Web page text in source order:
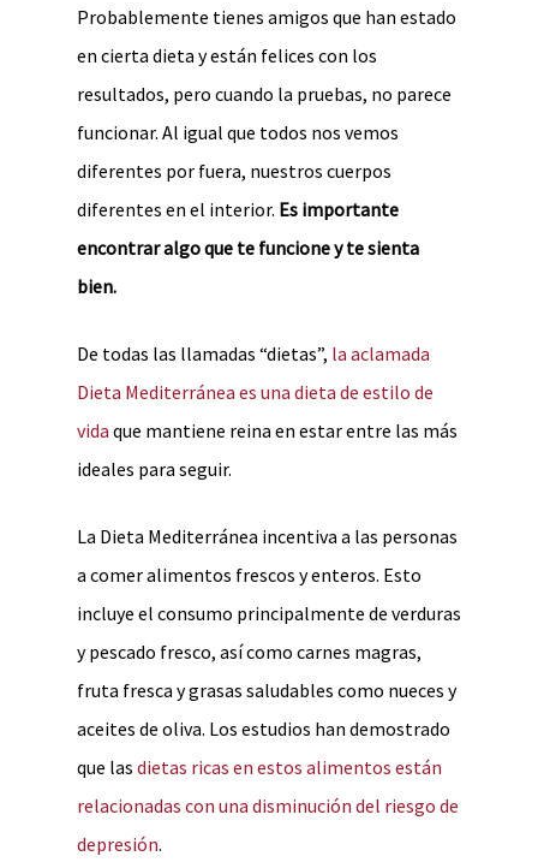
Probablemente tienes amigos que han estado
en cierta dieta y están felices con los
resultados, pero cuando la pruebas, no parece
funcionar. Al igual que todos nos vemos
diferentes por fuera, nuestros cuerpos
diferentes en el interior. Es importante
encontrar algo que te funcione y te sienta
bien.
De todas las llamadas “dietas”, la aclamada
Dieta Mediterránea es una dieta de estilo de
vida que mantiene reina en estar entre las más
ideales para seguir.
La Dieta Mediterránea incentiva a las personas
a comer alimentos frescos y enteros. Esto
incluye el consumo principalmente de verduras
y pescado fresco, así como carnes magras,
fruta fresca y grasas saludables como nueces y
aceites de oliva. Los estudios han demostrado
que las dietas ricas en estos alimentos están
relacionadas con una disminución del riesgo de
depresión.